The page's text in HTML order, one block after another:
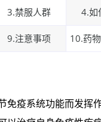
3.禁服人群 4.如
9.注意事项 10.药
疫系统功能而发挥作